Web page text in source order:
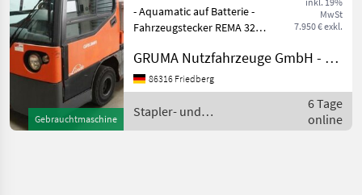
Gebrauchtmaschine
MwSt
7.950 € exkl.
- Aquamatic auf Batterie -
Fahrzeugstecker REMA 320A
ohne Rollen -
Spannungswandler -
Vollkabine - Bauhöhe durch
Fahrerschutzdach: 1820
GRUMA Nutzfahrzeuge GmbH - Staplertechnik
86316 Friedberg
Stapler- und
Lagertechnik / Linde
6 Tage
online